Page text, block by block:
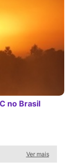
no Brasil
Ver mais